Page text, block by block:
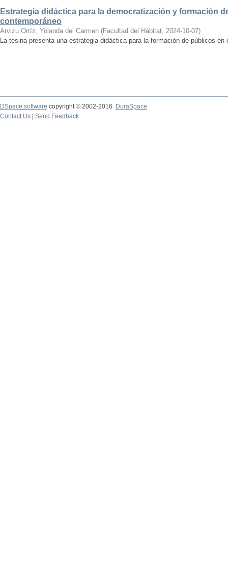
Estrategia didáctica para la democratización y formación
contemporáneo
Arvizu Ortíz, Yolanda del Carmen (Facultad del Hábitat, 2024-10-07)
La tesina presenta una estrategia didáctica para la formación de públicos en
DSpace software copyright © 2002-2016
DuraSpace
Contact Us
Send Feedback